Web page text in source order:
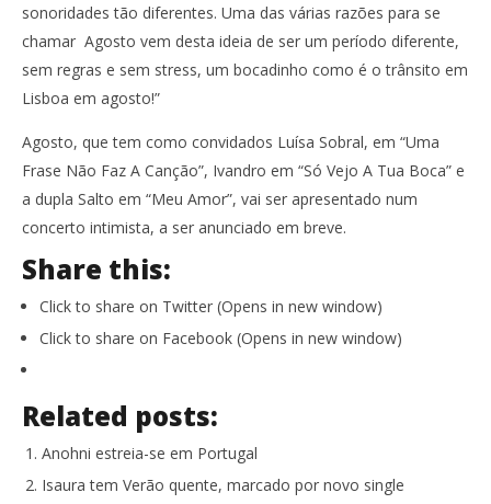
sonoridades tão diferentes. Uma das várias razões para se
chamar Agosto vem desta ideia de ser um período diferente,
sem regras e sem stress, um bocadinho como é o trânsito em
Lisboa em agosto!”
Agosto, que tem como convidados Luísa Sobral, em “Uma
Frase Não Faz A Canção”, Ivandro em “Só Vejo A Tua Boca” e
a dupla Salto em “Meu Amor”, vai ser apresentado num
concerto intimista, a ser anunciado em breve.
Share this:
Click to share on Twitter (Opens in new window)
Click to share on Facebook (Opens in new window)
Related posts:
Anohni estreia-se em Portugal
Isaura tem Verão quente, marcado por novo single